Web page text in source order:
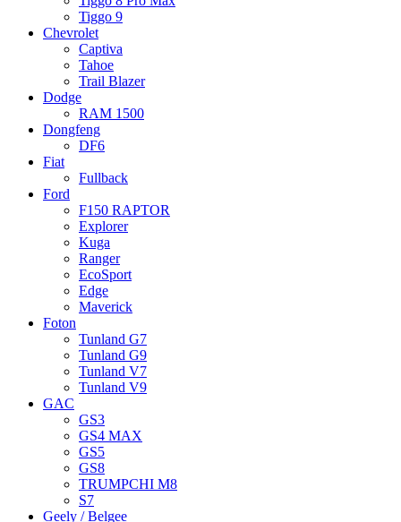
Tiggo 9
Chevrolet
Captiva
Tahoe
Trail Blazer
Dodge
RAM 1500
Dongfeng
DF6
Fiat
Fullback
Ford
F150 RAPTOR
Explorer
Kuga
Ranger
EcoSport
Edge
Maverick
Foton
Tunland G7
Tunland G9
Tunland V7
Tunland V9
GAC
GS3
GS4 MAX
GS5
GS8
TRUMPCHI M8
S7
Geely / Belgee